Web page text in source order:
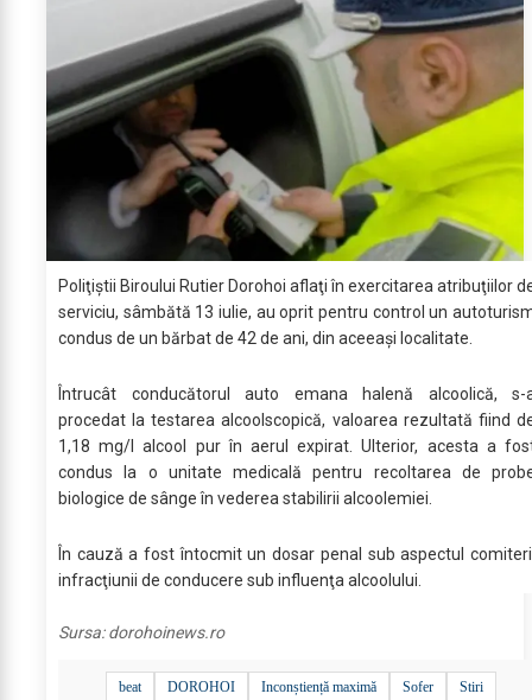
Poliţiştii Biroului Rutier Dorohoi aflaţi în exercitarea atribuţiilor
serviciu, sâmbătă 13 iulie, au oprit pentru control un
condus de un bărbat de 42 de ani, din aceeaşi localitate.
Întrucât conducătorul auto emana halenă alcoolică, s-
procedat la testarea alcoolscopică, valoarea rezultată fiind
1,18 mg/l alcool pur în aerul expirat. Ulterior, acesta a
condus la o unitate medicală pentru recoltarea de
biologice de sânge în vederea stabilirii alcoolemiei.
În cauză a fost întocmit un dosar penal sub aspectul
infracţiunii de conducere sub influenţa alcoolului.
Sursa:dorohoinews.ro
beat DOROHOI Inconștiență maximă Sofer
Stiri